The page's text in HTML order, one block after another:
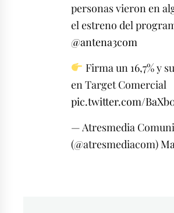
personas vieron en
el estreno del
@antena3com
Firma un 16,7% y
en Target Comercial
pic.twitter.com/
— Atresmedia
(@atresmediacom)